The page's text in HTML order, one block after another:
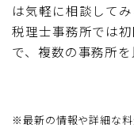
は気軽に相談して
税理士事務所では
で、複数の事務所
※最新の情報や詳細な